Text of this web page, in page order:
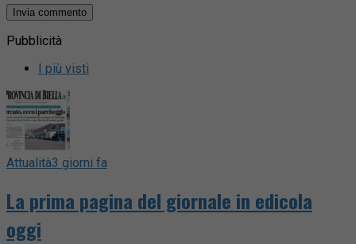
Pubblicità
I più visti
Attualità3 giorni fa
La prima pagina del giornale in edicola
oggi